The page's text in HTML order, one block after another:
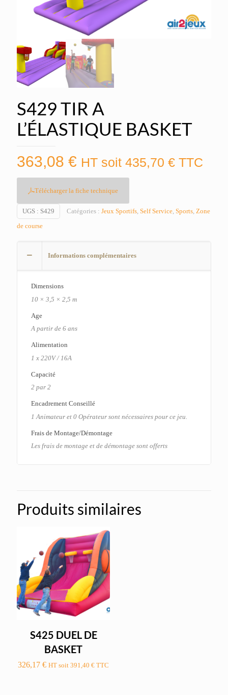
S429 TIR A
L’ÉLASTIQUE BASKET
363,08 € HT soit 435,70 € TTC
Télécharger la fiche technique
UGS : S429 Catégories : Jeux Sportifs Self Service Sports Zone
de course
Informations complémentaires
Dimensions
10 × 3,5 × 2,5 m
Age
A partir de 6 ans
Alimentation
1 x 220V / 16A
Capacité
2 par 2
Encadrement Conseillé
1 Animateur et 0 Opérateur sont nécessaires pour ce jeu.
Frais de Montage/Démontage
Les frais de montage et de démontage sont offerts
Produits similaires
S425 DUEL DE
BASKET
326,17€ HT soit391,40€ TTC